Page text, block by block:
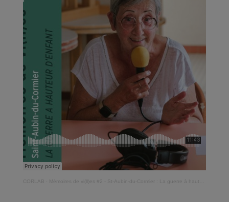
CORLAB Mémoires de vi(ll)es #2 - St-Aubin-du-Cormier : La guerre à hauteur d'enfant